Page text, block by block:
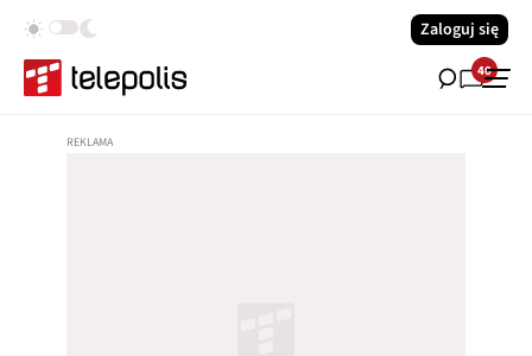
Zaloguj się
40